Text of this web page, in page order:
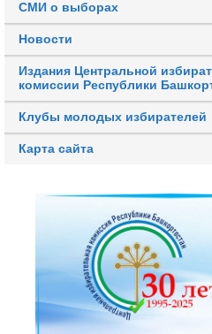
СМИ о выборах
Новости
Издания Центральной
комиссии Республики
Клубы молодых избирателей
Карта сайта